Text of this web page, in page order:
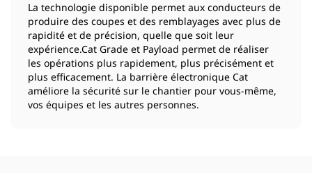
La technologie disponible permet aux conducteurs de
produire des coupes et des remblayages avec plus de
rapidité et de précision, quelle que soit leur
expérience.Cat Grade et Payload permet de réaliser
les opérations plus rapidement, plus précisément et
plus efficacement. La barrière électronique Cat
améliore la sécurité sur le chantier pour vous-même,
vos équipes et les autres personnes.